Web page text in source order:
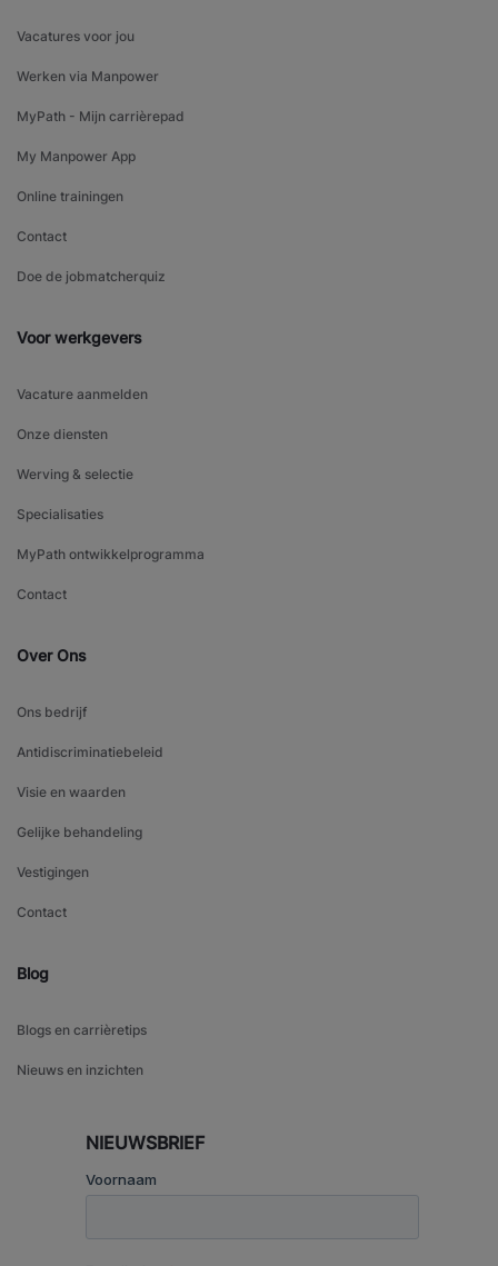
Vacatures voor jou
Werken via Manpower
MyPath - Mijn carrièrepad
My Manpower App
Online trainingen
Contact
Doe de jobmatcherquiz
Voor werkgevers
Vacature aanmelden
Onze diensten
Werving & selectie
Specialisaties
MyPath ontwikkelprogramma
Contact
Over Ons
Ons bedrijf
Antidiscriminatiebeleid
Visie en waarden
Gelijke behandeling
Vestigingen
Contact
Blog
Blogs en carrièretips
Nieuws en inzichten
NIEUWSBRIEF